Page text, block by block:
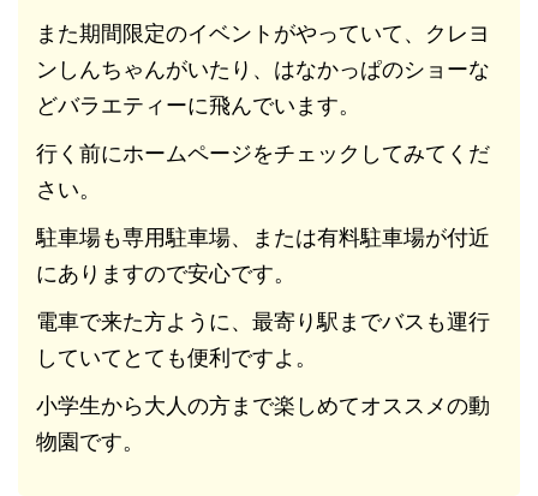
また期間限定のイベントがやっていて、クレヨ
ンしんちゃんがいたり、はなかっぱのショーな
どバラエティーに飛んでいます。
行く前にホームページをチェックしてみてくだ
さい。
駐車場も専用駐車場、または有料駐車場が付近
にありますので安心です。
電車で来た方ように、最寄り駅までバスも運行
していてとても便利ですよ。
小学生から大人の方まで楽しめてオススメの動
物園です。